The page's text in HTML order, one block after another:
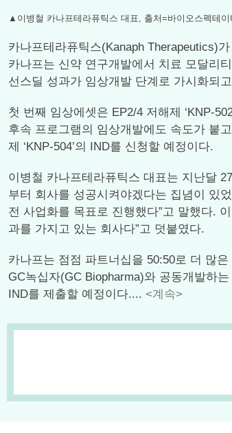
▲이병철 카나프테라퓨틱스 대표, 출처=바이오스펙테이
카나프테라퓨틱스(Kanaph Therapeutics)
카나프는 신약 연구개발에서 치료 모달리
선스딜 성과가 임상개발 단계로 가시화되
첫 번째 임상에셋은 EP2/4 저해제 ‘KNP-
후속 프로그램의 임상개발에도 속도가 붙
제 ‘KNP-504’의 IND를 신청할 예정이다.
이병철 카나프테라퓨틱스 대표는 지난달
부터 회사를 성공시켜야겠다는 집념이 있
전 사업화를 목표로 진행했다”고 말했다.
과를 가지고 있는 회사다”고 덧붙였다.
카나프는 점점 파트너십을 50:50로 더 많
GC녹십자(GC Biopharma)와 공동개발하
IND를 제출할 예정이다.... <계속>